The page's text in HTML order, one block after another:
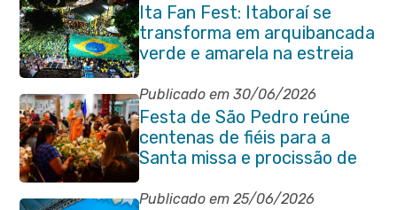
Ita Fan Fest: Itaboraí se
transforma em arquibancada
verde e amarela na estreia
do Brasil na Copa do Mundo
Publicado em 30/06/2026
Festa de São Pedro reúne
centenas de fiéis para a
Santa missa e procissão de
encerramento e shows
Publicado em 25/06/2026